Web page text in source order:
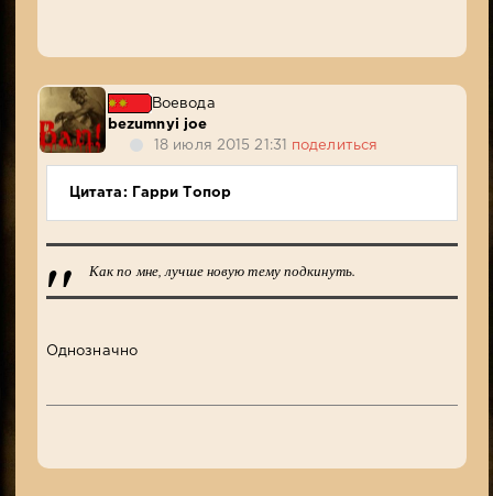
Воевода
bezumnyi joe
18 июля 2015 21:31 поделиться
Цитата: Гарри Топор
Как по мне, лучше новую тему подкинуть.
Однозначно